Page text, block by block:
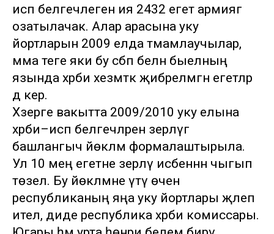
исәп белгечлегенә ия 2432 егет армиягә
озатылачак. Алар арасына уку
йортларын 2009 елда тәмамлаучылар,
әмма теге яки бу сәбәп белән быелның
язында хәрби хезмәткә җибәрелмәгән егетләр
дә керә.
Хәзерге вакытта 2009/2010 уку елына
хәрби–исәп белгечләрен әзерләүгә
башлангыч йөкләмә формалаштырыла.
Ул 10 мең егетне әзерләү исәбеннән чыгып
төзелә. Бу йөкләмәне үтәү өчен
республиканың яңа уку йортлары җәлеп
ителә, диде республика хәрби комиссары.